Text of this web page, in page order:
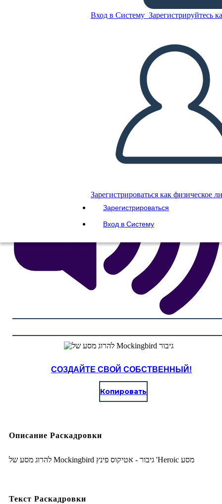
Вход в Систему Зарегистрируйтесь
Зарегистрироваться как физическое
Зарегистрироваться
Вход в Систему
גיבור
Скопируйте эту раскадровку
СОЗДАТЬ РАСКАДРОВКУ
ВОСПРОИЗВЕСТИ СЛАЙД-ШОУ
ПОЧИТАЙ МНЕ
СОЗДАЙТЕ СВОЙ СОБСТВЕННЫЙ!
Копировать
Описание Раскадровки
להרוג מסע של Mockingbird גיבור - אטיקוס פינץ 'Heroic מסע
Текст Раскадровки